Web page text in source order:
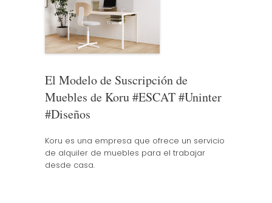
El Modelo de Suscripción de
Muebles de Koru #ESCAT #Uninter
#Diseños
Koru es una empresa que ofrece un servicio
de alquiler de muebles para el trabajar
desde casa.